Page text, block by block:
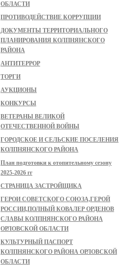
ОБЛАСТИ
ПРОТИВОДЕЙСТВИЕ КОРРУПЦИИ
ДОКУМЕНТЫ ТЕРРИТОРИАЛЬНОГО
ПЛАНИРОВАНИЯ КОЛПНЯНСКОГО
РАЙОНА
АНТИТЕРРОР
ТОРГИ
АУКЦИОНЫ
КОНКУРСЫ
ВЕТЕРАНЫ ВЕЛИКОЙ
ОТЕЧЕСТВЕННОЙ ВОЙНЫ
ГОРОДСКОЕ И СЕЛЬСКИЕ ПОСЕЛЕНИЯ
КОЛПНЯНСКОГО РАЙОНА
План подготовки к отопительному сезону
2025-2026 гг
СТРАНИЦА ЗАСТРОЙЩИКА
ГЕРОИ СОВЕТСКОГО СОЮЗА,ГЕРОЙ
РОССИИ,ПОЛНЫЙ КОВАЛЕР ОРДЕНОВ
СЛАВЫ КОЛПНЯНСКОГО РАЙОНА
ОРЛОВСКОЙ ОБЛАСТИ
КУЛЬТУРНЫЙ ПАСПОРТ
КОЛПНЯНСКОГО РАЙОНА ОРЛОВСКОЙ
ОБЛАСТИ